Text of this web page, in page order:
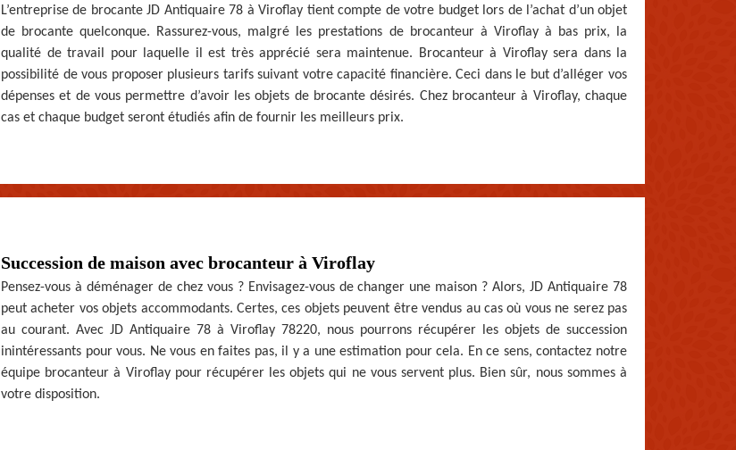
L’entreprise de brocante JD Antiquaire 78 à Viroflay tient compte de votre budget lors de l’achat d’un objet
de brocante quelconque. Rassurez-vous, malgré les prestations de brocanteur à Viroflay à bas prix, la
qualité de travail pour laquelle il est très apprécié sera maintenue. Brocanteur à Viroflay sera dans la
possibilité de vous proposer plusieurs tarifs suivant votre capacité financière. Ceci dans le but d’alléger vos
dépenses et de vous permettre d’avoir les objets de brocante désirés. Chez brocanteur à Viroflay, chaque
cas et chaque budget seront étudiés afin de fournir les meilleurs prix.
Succession de maison avec brocanteur à Viroflay
Pensez-vous à déménager de chez vous ? Envisagez-vous de changer une maison ? Alors, JD Antiquaire 78
peut acheter vos objets accommodants. Certes, ces objets peuvent être vendus au cas où vous ne serez pas
au courant. Avec JD Antiquaire 78 à Viroflay 78220, nous pourrons récupérer les objets de succession
inintéressants pour vous. Ne vous en faites pas, il y a une estimation pour cela. En ce sens, contactez notre
équipe brocanteur à Viroflay pour récupérer les objets qui ne vous servent plus. Bien sûr, nous sommes à
votre disposition.